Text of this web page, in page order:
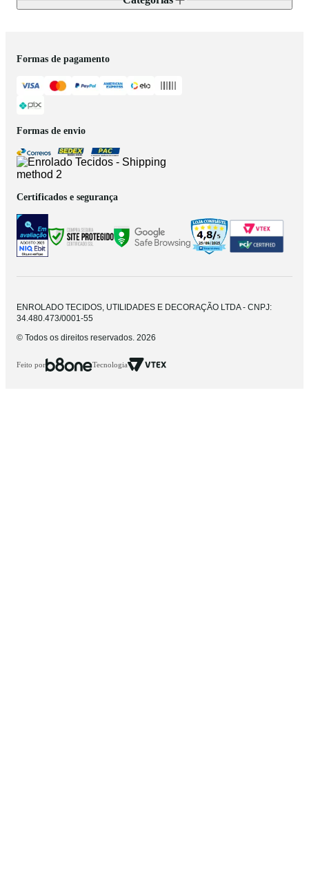
Formas de pagamento
Formas de envio
Certificados e segurança
ENROLADO TECIDOS, UTILIDADES E DECORAÇÃO LTDA - CNPJ:
34.480.473/0001-55
© Todos os direitos reservados. 2026
Feito por Tecnologia